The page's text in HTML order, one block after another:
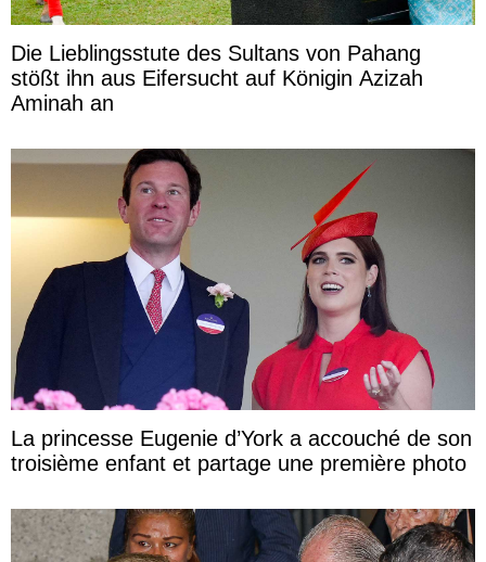
Die Lieblingsstute des Sultans von Pahang
stößt ihn aus Eifersucht auf Königin Azizah
Aminah an
La princesse Eugenie d’York a accouché de son
troisième enfant et partage une première photo